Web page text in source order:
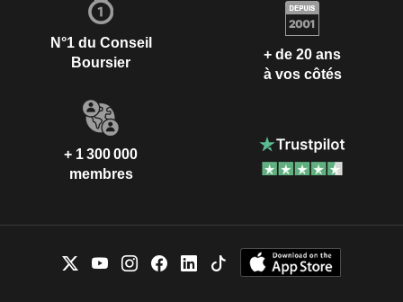
N°1 du Conseil
Boursier
+ de 20 ans
à vos côtés
+ 1 300 000
membres